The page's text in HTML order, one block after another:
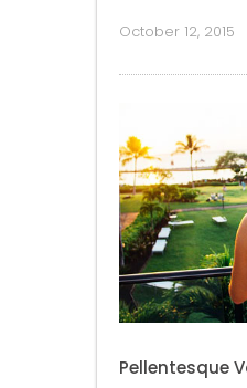
October 12, 2015
Pellentesque